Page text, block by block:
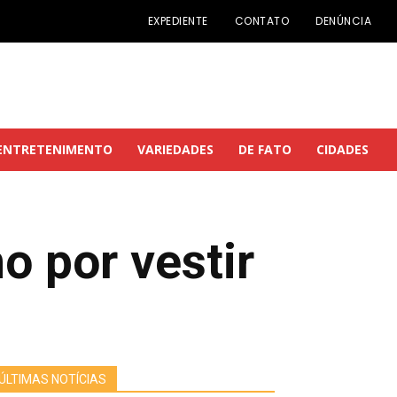
EXPEDIENTE CONTATO DENÚNCIA
VARIEDADES DE FATO CIDADES
por vestir
NOTÍCIAS